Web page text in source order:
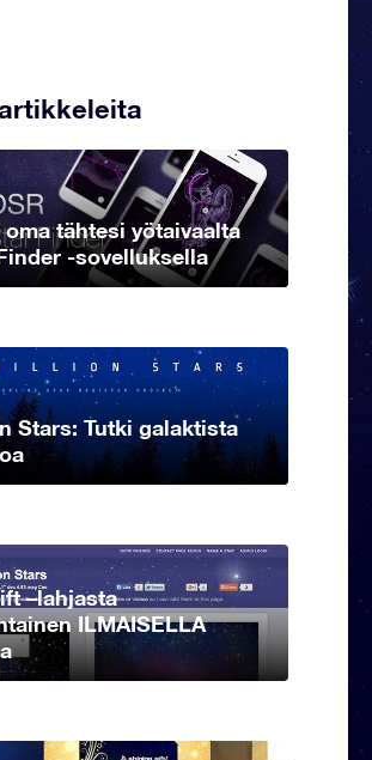
tähtesi yötaivaalta
-sovelluksella
Stars: Tutki galaktista
–lahjasta
ILMAISELLA